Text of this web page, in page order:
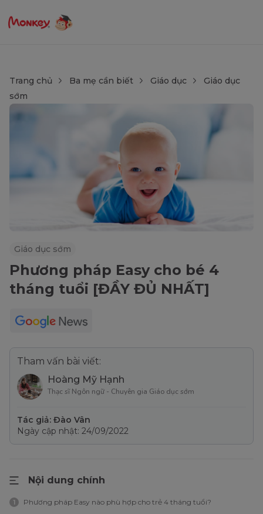
Trang chủ Ba mẹ cần biết Giáo dục
Giáo dục
sớm
Giáo dục sớm
Phương pháp Easy cho bé 4
tháng tuổi [ĐẦY ĐỦ NHẤT]
Tham vấn bài viết:
Hoàng Mỹ Hạnh
Thạc sĩ Ngôn ngữ - Chuyên gia Giáo dục sớm
Tác giả: Đào Vân
Ngày cập nhật: 24/09/2022
Nội dung chính
1 Phương pháp Easy nào phù hợp cho trẻ 4 tháng tuổi?